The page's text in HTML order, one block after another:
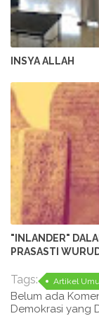
INSYA ALLAH
"INLANDER"
PRASASTI
Tags: Artikel
Belum ada
Demokrasi yang